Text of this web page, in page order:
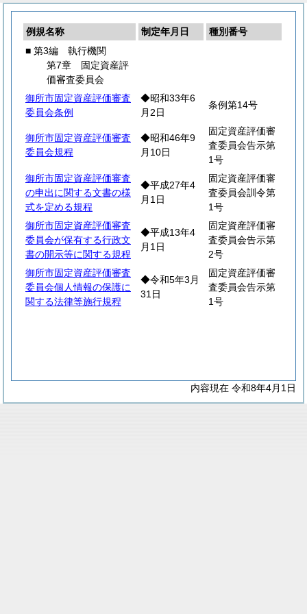
例規名称 制定年月日
種別番号
■ 第3編 執行機関
第7章 固定資産評
価審査委員会
御所市固定資産評価審査
委員会条例
◆昭和33年6
月2日
条例第14号
御所市固定資産評価審査
委員会規程
◆昭和46年9
月10日
固定資産評価審
査委員会告示第
1号
御所市固定資産評価審査
の申出に関する文書の様
式を定める規程
◆平成27年4
月1日
固定資産評価審
査委員会訓令第
1号
御所市固定資産評価審査
委員会が保有する行政文
書の開示等に関する規程
◆平成13年4
月1日
固定資産評価審
査委員会告示第
2号
御所市固定資産評価審査
委員会個人情報の保護に
関する法律等施行規程
◆令和5年3月
31日
固定資産評価審
査委員会告示第
1号
内容現在 令和8年4月1日